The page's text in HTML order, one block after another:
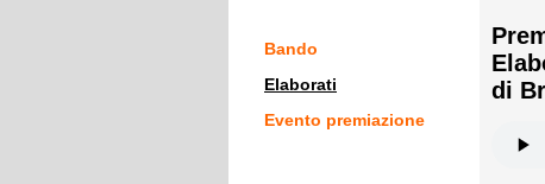
Bando
Elaborati
Evento premiazione
di